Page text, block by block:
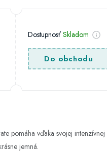
DostupnosťSkladom
Do obchodu
pomáha vďaka svojej
jemná.